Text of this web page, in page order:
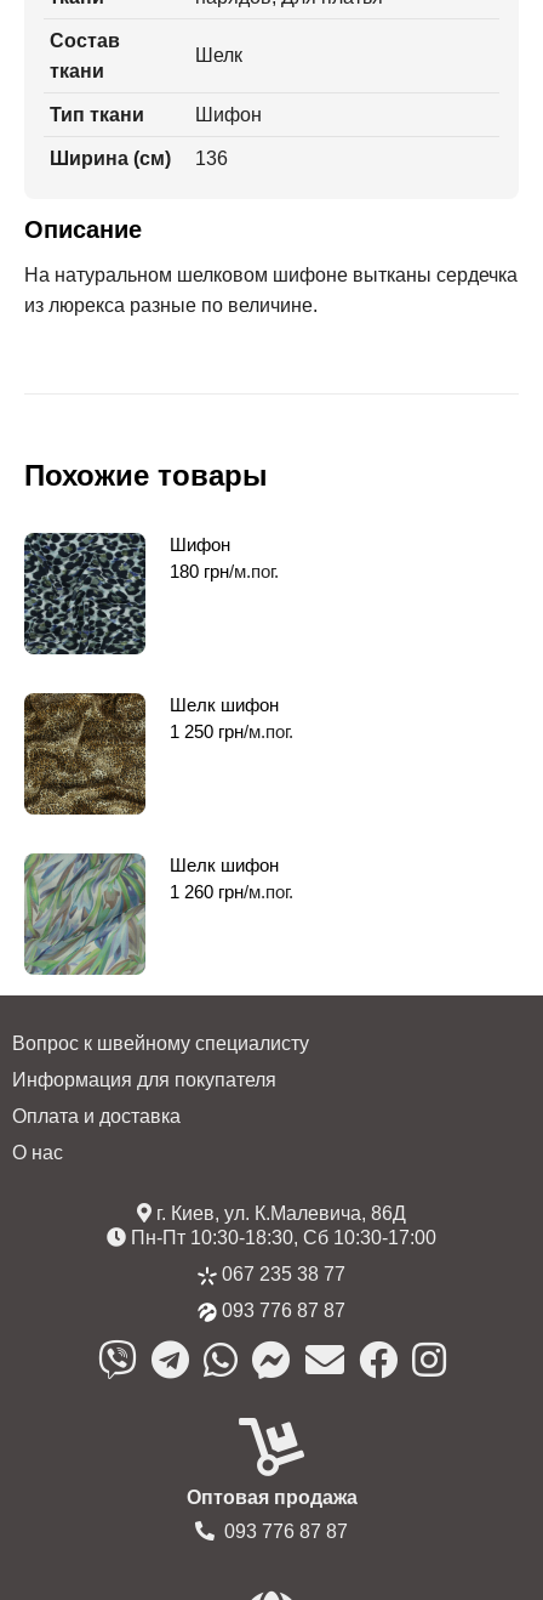
Состав
ткани
Шелк
Тип ткани Шифон
Ширина (см) 136
Описание
На натуральном шелковом шифоне вытканы сердечка
из люрекса разные по величине.
Похожие товары
Шифон
180 грн/м.пог.
Шелк шифон
1 250 грн/м.пог.
Шелк шифон
1 260 грн/м.пог.
Вопрос к швейному специалисту
Информация для покупателя
Оплата и доставка
О нас
г. Киев, ул. К.Малевича, 86Д
Пн-Пт 10:30-18:30, Сб 10:30-17:00
067 235 38 77
093 776 87 87
Оптовая продажа
093 776 87 87